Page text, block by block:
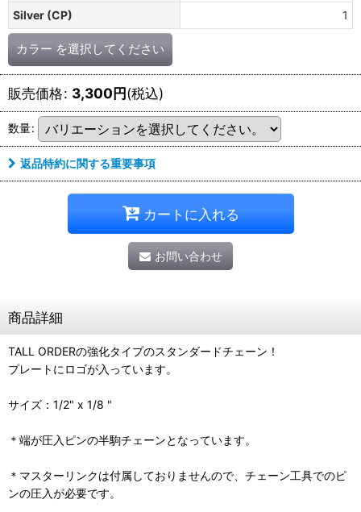
Silver (CP)
1
カラー を選択してください
販売価格: 3,300円(税込)
数量:
返品特約に関する重要事項
カートに入れる
お問い合わせ
商品詳細
TALL ORDERの強化タイプのスタンダードチェーン！
プレートにロゴが入っています。
サイズ：1/2" x 1/8 "
＊端が圧入ピンの半駒チェーンとなっています。
＊マスターリンクは付属しておりませんので、チェーン工具でのピ
ンの圧入が必要です。